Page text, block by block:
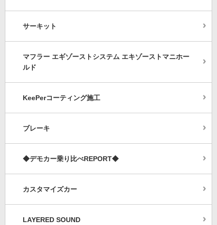
サーキット
マフラー エギゾーストシステム エキゾーストマニホー
ルド
KeePerコーティング施工
ブレーキ
◆デモカー乗り比べREPORT◆
カスタマイズカー
LAYERED SOUND